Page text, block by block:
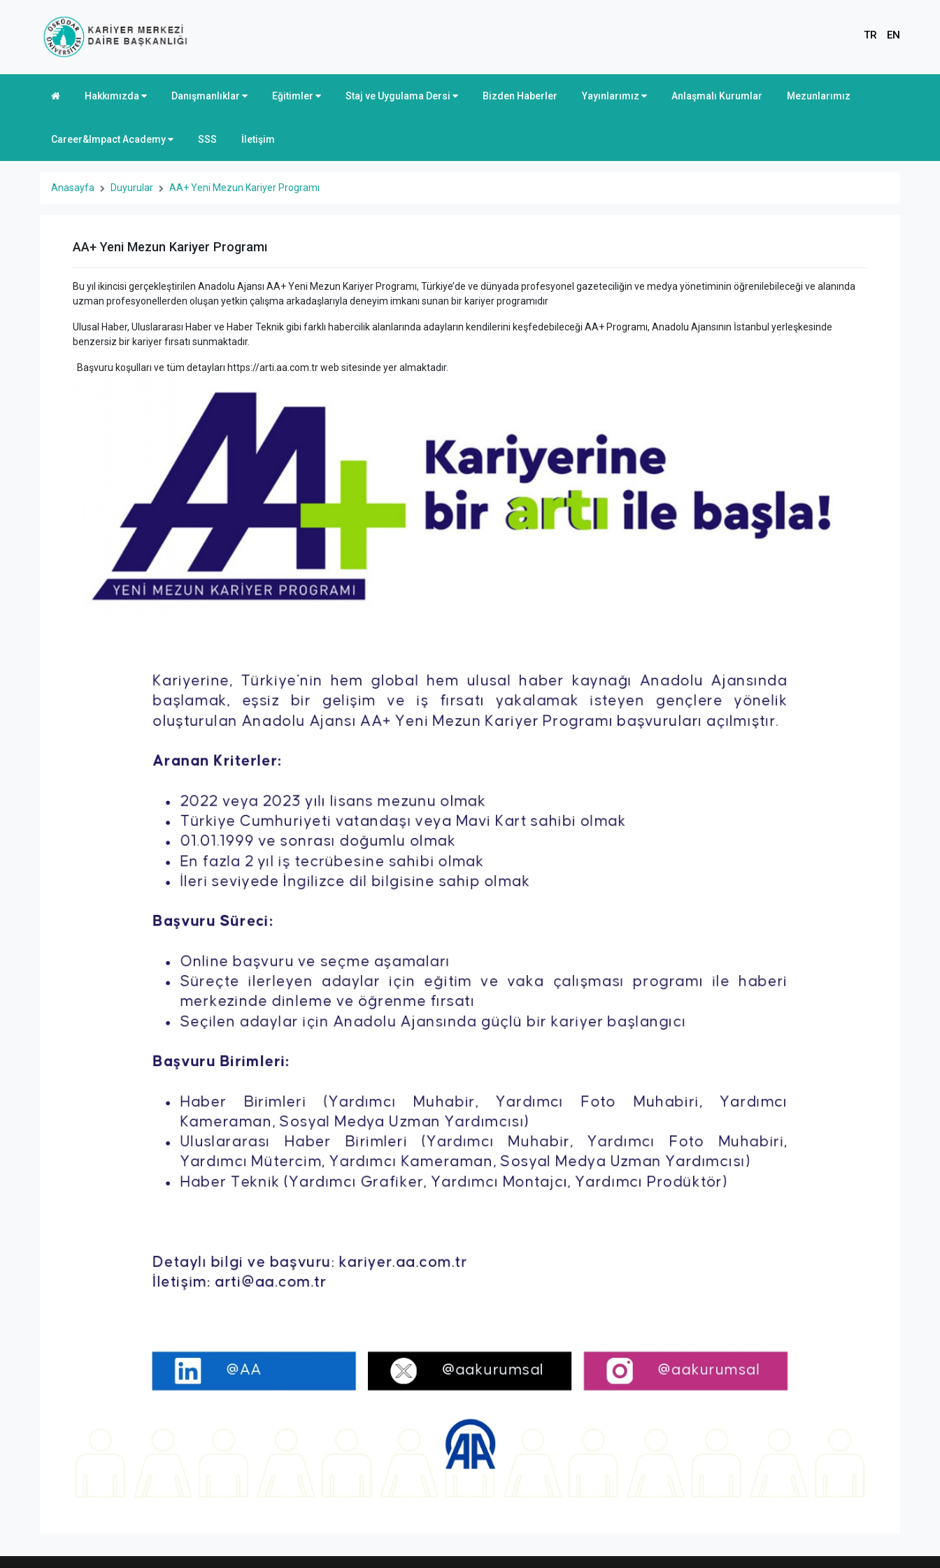
TR EN
Hakkımızda Danışmanlıklar Eğitimler Staj ve Uygulama Dersi Bizden Haberler Yayınlarımız Anlaşmalı Kurumlar Mezunlarımız
Career&Impact Academy SSS İletişim
Anasayfa Duyurular AA+ Yeni Mezun Kariyer Programı
AA+ Yeni Mezun Kariyer Programı
Bu yıl ikincisi gerçekleştirilen Anadolu Ajansı AA+ Yeni Mezun Kariyer Programı, Türkiye’de ve dünyada profesyonel gazeteciliğin ve medya yönetiminin öğrenilebileceği ve alanında
uzman profesyonellerden oluşan yetkin çalışma arkadaşlarıyla deneyim imkanı sunan bir kariyer programıdır
Ulusal Haber, Uluslararası Haber ve Haber Teknik gibi farklı habercilik alanlarında adayların kendilerini keşfedebileceği AA+ Programı, Anadolu Ajansının İstanbul yerleşkesinde
benzersiz bir kariyer fırsatı sunmaktadır.
Başvuru koşulları ve tüm detayları https://arti.aa.com.tr web sitesinde yer almaktadır.